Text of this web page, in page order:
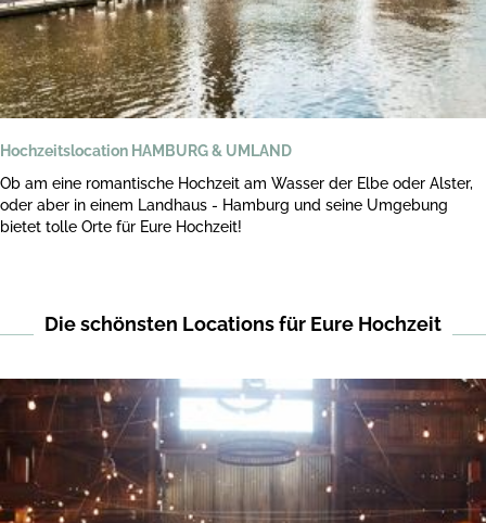
Hochzeitslocation HAMBURG & UMLAND
Ob am eine romantische Hochzeit am Wasser der Elbe oder Alster,
oder aber in einem Landhaus - Hamburg und seine Umgebung
bietet tolle Orte für Eure Hochzeit!
Die schönsten Locations für Eure Hochzeit